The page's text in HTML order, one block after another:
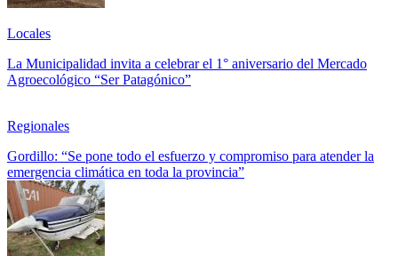
Locales
La Municipalidad invita a celebrar el 1° aniversario del Mercado
Agroecológico “Ser Patagónico”
Regionales
Gordillo: “Se pone todo el esfuerzo y compromiso para atender la
emergencia climática en toda la provincia”